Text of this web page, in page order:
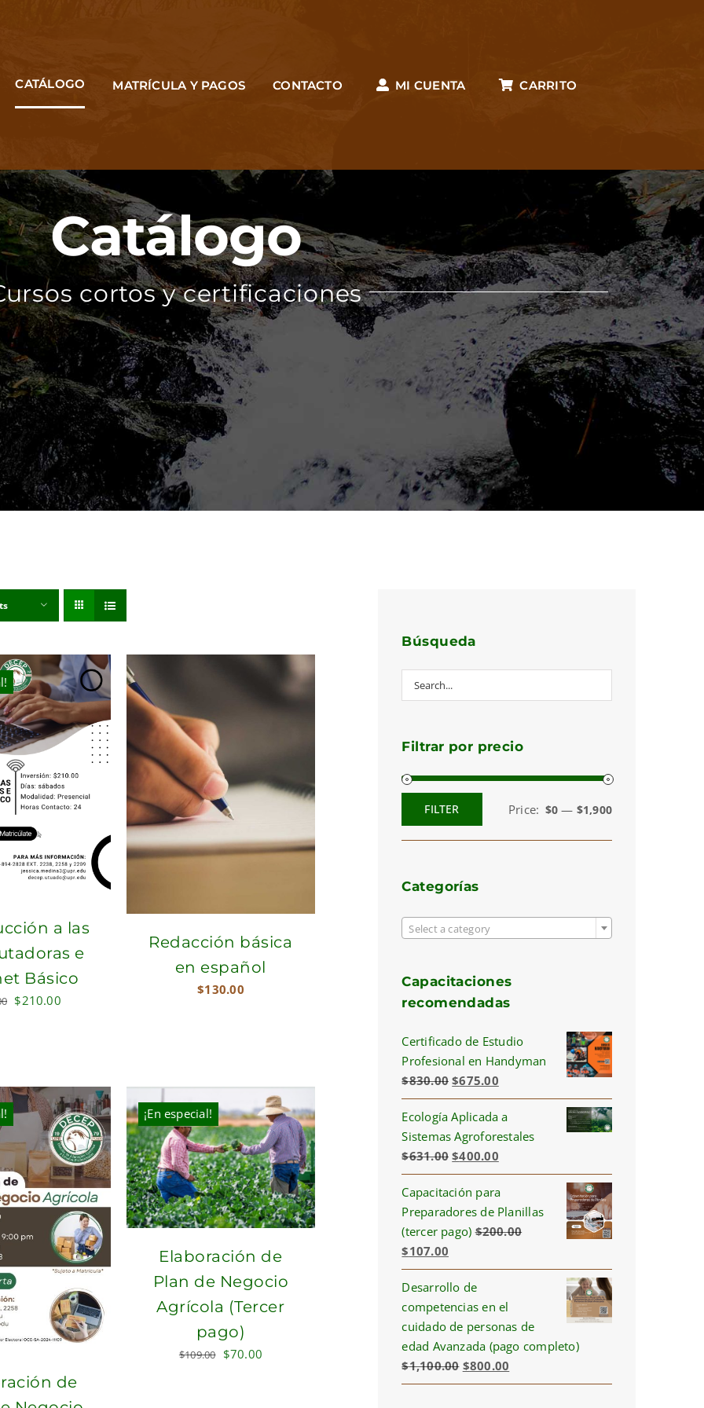
CATÁLOGO MATRÍCULA Y PAGOS CONTACTO MI CUENTA CARRITO
Catálogo
cortos y certificaciones
a las
e
Básico
Original
$210.00Current
Redacción básica
en español
$130.00
de
¡En especial!
Elaboración de
Plan de Negocio
Agrícola (Tercer
pago)
$109.00 Original
$70.00
Búsqueda
Filtrar por precio
price
price
FILTER Price: $0— $1,900
Categorías
Select a category
Capacitaciones
recomendadas
Certificado de Estudio
Profesional en Handyman
$830.00 Original
price
was:
$830.00.
$675.00Current
price
is:
$675.00.
Ecología Aplicada a
Sistemas Agroforestales
$631.00 Original
price
was:
$631.00.
$400.00Current
price
is:
$400.00.
Capacitación para
Preparadores de Planillas
(tercer pago) $200.00
Original
price
was:
$200.00.
$107.00
price
is:
$107.00.
Desarrollo de
competencias en el
cuidado de personas de
edad Avanzada (pago completo)
$1,100.00 Original
price
$800.00
price